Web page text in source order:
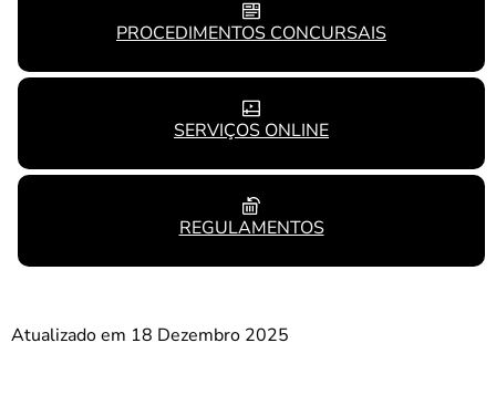
PROCEDIMENTOS CONCURSAIS
SERVIÇOS ONLINE
REGULAMENTOS
Atualizado em 18 Dezembro 2025